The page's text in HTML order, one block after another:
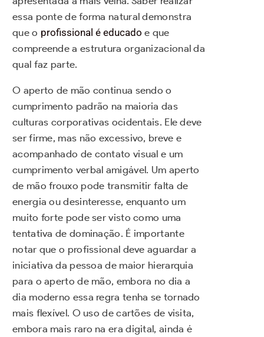
essa ponte de forma natural demonstra
que o profissional é educado e que
compreende a estrutura organizacional da
qual faz parte.
O aperto de mão continua sendo o
cumprimento padrão na maioria das
culturas corporativas ocidentais. Ele deve
ser firme, mas não excessivo, breve e
acompanhado de contato visual e um
cumprimento verbal amigável. Um aperto
de mão frouxo pode transmitir falta de
energia ou desinteresse, enquanto um
muito forte pode ser visto como uma
tentativa de dominação. É importante
notar que o profissional deve aguardar a
iniciativa da pessoa de maior hierarquia
para o aperto de mão, embora no dia a
dia moderno essa regra tenha se tornado
mais flexível. O uso de cartões de visita,
embora mais raro na era digital, ainda é